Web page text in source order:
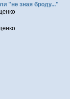
"не зная броду..."